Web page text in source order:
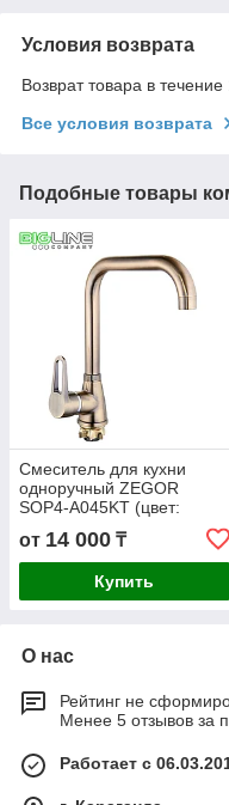
Условия возврата
Возврат товара в
Все условия возврата
Подобные товары
Смеситель для кухни
одноручный ZEGOR
SOP4-A045KТ (цвет:
от 14 000 ₸
Купить
О нас
Рейтинг не
Менее 5 отзывов за
Работает с